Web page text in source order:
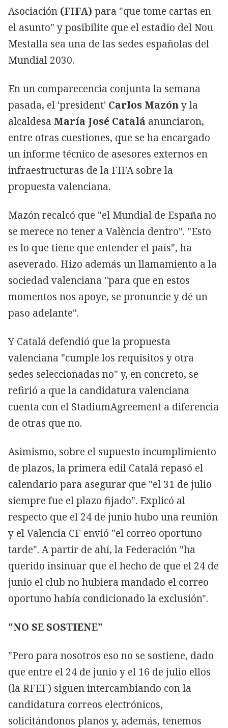
Asociación (FIFA) para "que tome cartas en
el asunto" y posibilite que el estadio del Nou
Mestalla sea una de las sedes españolas del
Mundial 2030.
En un comparecencia conjunta la semana
pasada, el 'president' Carlos Mazóny la
alcaldesa María José Catalá anunciaron,
entre otras cuestiones, que se ha encargado
un informe técnico de asesores externos en
infraestructuras de la FIFA sobre la
propuesta valenciana.
Mazón recalcó que "el Mundial de España no
se merece no tener a València dentro". "Esto
es lo que tiene que entender el país", ha
aseverado. Hizo además un llamamiento a la
sociedad valenciana "para que en estos
momentos nos apoye, se pronuncie y dé un
paso adelante".
Y Catalá defendió que la propuesta
valenciana "cumple los requisitos y otra
sedes seleccionadas no" y, en concreto, se
refirió a que la candidatura valenciana
cuenta con el StadiumAgreement a diferencia
de otras que no.
Asimismo, sobre el supuesto incumplimiento
de plazos, la primera edil Catalá repasó el
calendario para asegurar que "el 31 de julio
siempre fue el plazo fijado". Explicó al
respecto que el 24 de junio hubo una reunión
y el Valencia CF envió "el correo oportuno
tarde". A partir de ahí, la Federación "ha
querido insinuar que el hecho de que el 24 de
junio el club no hubiera mandado el correo
oportuno había condicionado la exclusión".
"NO SE SOSTIENE"
"Pero para nosotros eso no se sostiene, dado
que entre el 24 de junio y el 16 de julio ellos
(la RFEF) siguen intercambiando con la
candidatura correos electrónicos,
solicitándonos planos y, además, tenemos